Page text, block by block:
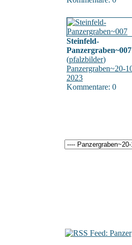
Steinfeld-
Panzergraben~007
(pfalzbilder)
Panzergraben~20-
2023
Kommentare: 0